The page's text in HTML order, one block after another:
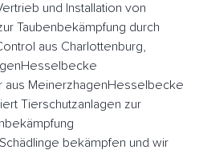
und Installation von
Taubenbekämpfung durch
aus Charlottenburg,
aus MeinerzhagenHesselbecke
Tierschutzanlagen zur
bekämpfen und wir